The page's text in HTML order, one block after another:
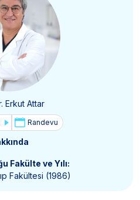
Erkut Attar
Randevu
Fakülte ve Yılı:
Fakültesi (1986)